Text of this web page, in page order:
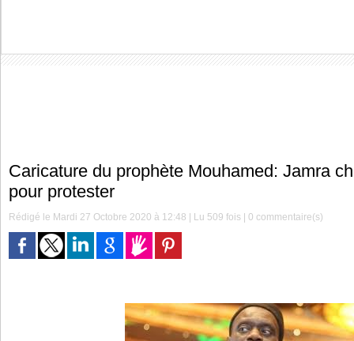
Caricature du prophète Mouhamed: Jamra
pour protester
Rédigé le Mardi 27 Octobre 2020 à 12:48 | Lu 509 fois |0 commentaire(s)